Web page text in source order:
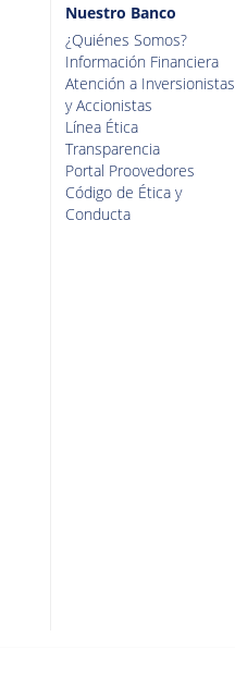
Nuestro Banco
¿Quiénes Somos?
Información Financiera
Atención a Inversionistas
y Accionistas
Línea Ética
Transparencia
Portal Proovedores
Código de Ética y
Conducta